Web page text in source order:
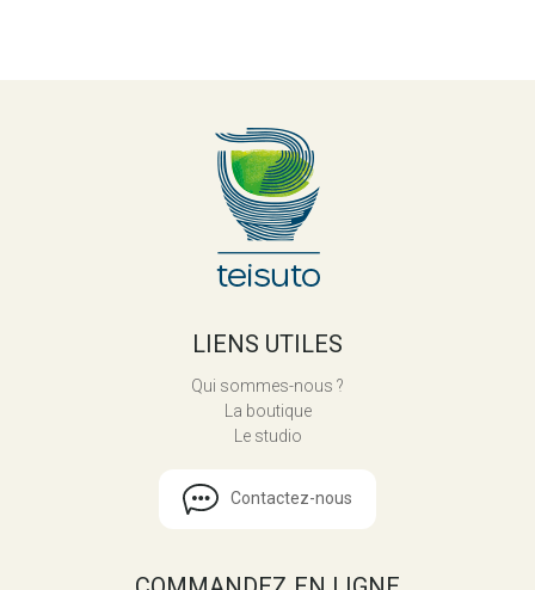
LIENS UTILES
Qui sommes-nous ?
La boutique
Le studio
Contactez-nous